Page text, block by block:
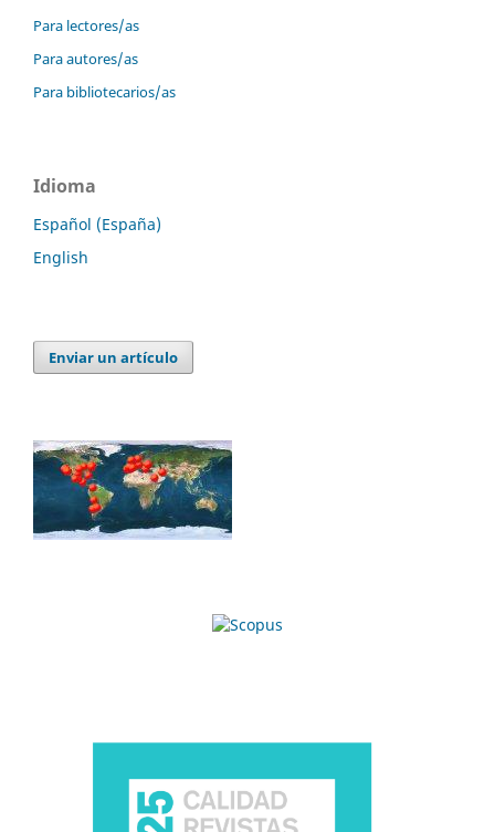
Para lectores/as
Para autores/as
Para bibliotecarios/as
Idioma
Español (España)
English
Enviar un artículo